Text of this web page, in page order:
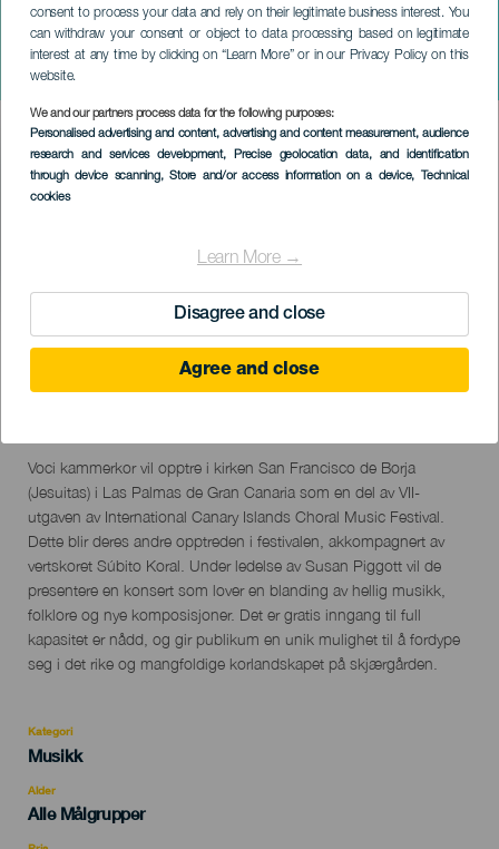
consent to process your data and rely on their legitimate business interest. You
can withdraw your consent or object to data processing based on legitimate
interest at any time by clicking on “Learn More” or in our Privacy Policy on this
website.
We and our partners process data for the following purposes:
Personalised advertising and content, advertising and content measurement, audience
research and services development, Precise geolocation data, and identification
through device scanning, Store and/or access information on a device, Technical
cookies
Learn More →
Disagree and close
Agree and close
Voci kammerkor på konsert
GRAN CANARIA
Imagen
Listado
Descripción
del
evento
Voci kammerkor vil opptre i kirken San Francisco de Borja
(Jesuitas) i Las Palmas de Gran Canaria som en del av VII-
utgaven av International Canary Islands Choral Music Festival.
Dette blir deres andre opptreden i festivalen, akkompagnert av
vertskoret Súbito Koral. Under ledelse av Susan Piggott vil de
presentere en konsert som lover en blanding av hellig musikk,
folklore og nye komposisjoner. Det er gratis inngang til full
kapasitet er nådd, og gir publikum en unik mulighet til å fordype
seg i det rike og mangfoldige korlandskapet på skjærgården.
Kategori
Categoría
evento
Musikk
Alder
Edad
Recomendada
Alle Målgrupper